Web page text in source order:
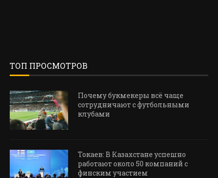
ТОП ПРОСМОТРОВ
Почему букмекеры всё чаще
сотрудничают с футбольными
клубами
Токаев: В Казахстане успешно
работают около 50 компаний с
финским участием